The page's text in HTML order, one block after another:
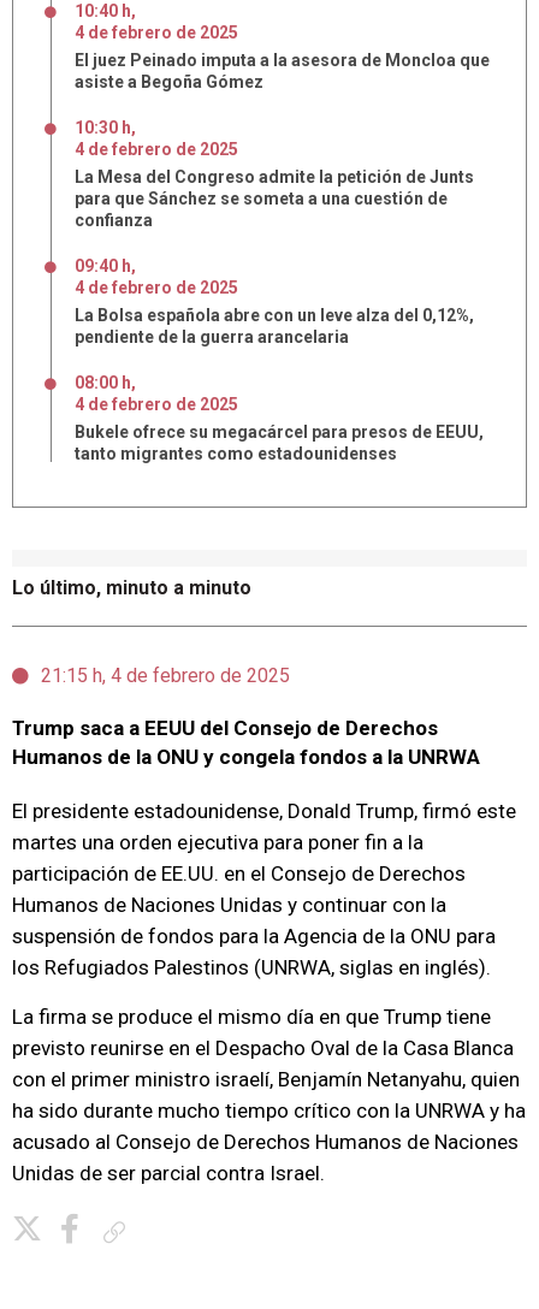
Lo último, minuto a minuto
21:15 h, 4 de febrero de 2025
Trump saca a EEUU del Consejo de Derechos
Humanos de la ONU y congela fondos a la UNRWA
El presidente estadounidense, Donald Trump, firmó este
martes una orden ejecutiva para poner fin a la
participación de EE.UU. en el Consejo de Derechos
Humanos de Naciones Unidas y continuar con la
suspensión de fondos para la Agencia de la ONU para
los Refugiados Palestinos (UNRWA, siglas en inglés).
La firma se produce el mismo día en que Trump tiene
previsto reunirse en el Despacho Oval de la Casa Blanca
con el primer ministro israelí, Benjamín Netanyahu, quien
ha sido durante mucho tiempo crítico con la UNRWA y ha
acusado al Consejo de Derechos Humanos de Naciones
Unidas de ser parcial contra Israel.
10:40 h,
4 defebrero de 2025
El juez Peinado imputa a la asesora de Moncloa que
asiste a Begoña Gómez
10:30 h,
4 defebrero de 2025
La Mesa del Congreso admite la petición de Junts
para que Sánchez se someta a una cuestión de
confianza
09:40 h,
4 defebrero de 2025
La Bolsa española abre con un leve alza del 0,12%,
pendiente de la guerra arancelaria
08:00 h,
4 defebrero de 2025
Bukele ofrece su megacárcel para presos de EEUU,
tanto migrantes como estadounidenses